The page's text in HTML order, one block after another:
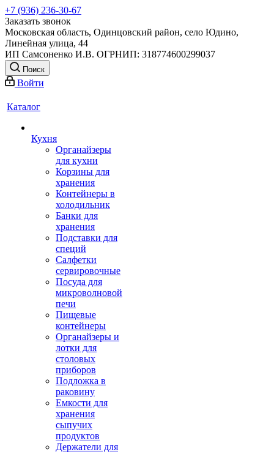
+7 (936) 236-30-67
Заказать звонок
Московская область, Одинцовский район, село Юдино,
Линейная улица, 44
ИП Самсоненко И.В. ОГРНИП: 318774600299037
Поиск
Войти
Каталог
Кухня
Органайзеры
для кухни
Корзины для
хранения
Контейнеры в
холодильник
Банки для
хранения
Подставки для
специй
Салфетки
сервировочные
Посуда для
микроволновой
печи
Пищевые
контейнеры
Органайзеры и
лотки для
столовых
приборов
Подложка в
раковину
Емкости для
хранения
сыпучих
продуктов
Держатели для